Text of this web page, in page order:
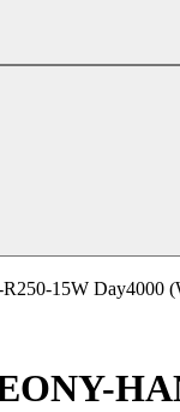
15W Day4000